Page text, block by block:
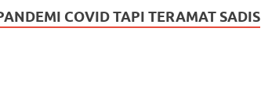
COVID TAPI TERAMAT SADIS